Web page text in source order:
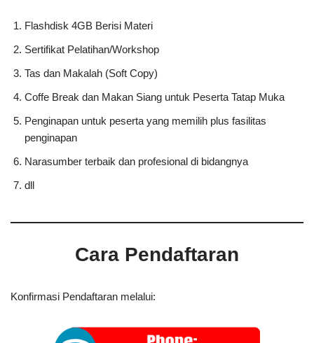
Flashdisk 4GB Berisi Materi
Sertifikat Pelatihan/Workshop
Tas dan Makalah (Soft Copy)
Coffe Break dan Makan Siang untuk Peserta Tatap Muka
Penginapan untuk peserta yang memilih plus fasilitas
penginapan
Narasumber terbaik dan profesional di bidangnya
dll
Cara Pendaftaran
Konfirmasi Pendaftaran melalui: